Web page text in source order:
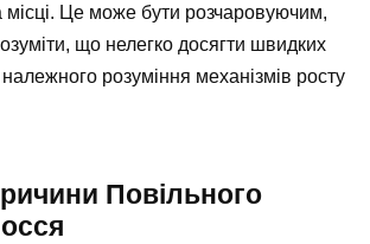
місці. Це може бути розчаровуючим,
що нелегко досягти швидких
належного розуміння механізмів росту
Повільного